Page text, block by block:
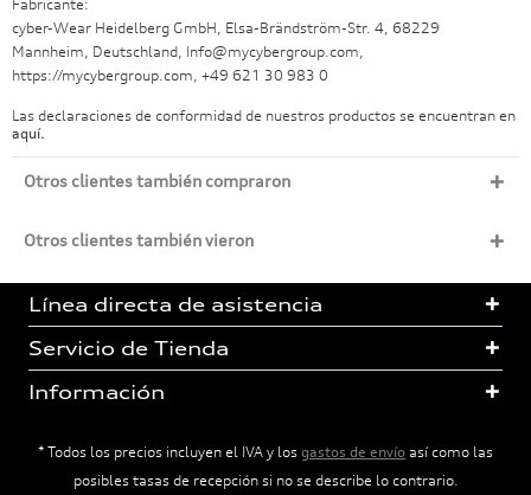
Fabricante:
cyber-Wear Heidelberg GmbH, Elsa-Brändström-Str. 4, 68229
Mannheim, Deutschland, Info@mycybergroup.com,
https://mycybergroup.com, +49 621 30 983 0
Las declaraciones de conformidad de nuestros productos se encuentran en
aquí.
Otros clientes también compraron
Otros clientes también vieron
Línea directa de asistencia
Servicio de Tienda
Información
* Todos los precios incluyen el IVA y los gastos de envío así como las
posibles tasas de recepción si no se describe lo contrario.